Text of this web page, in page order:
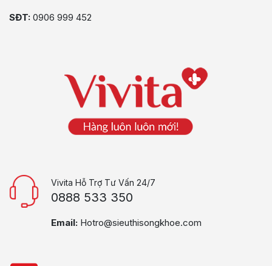
SĐT: 0906 999 452
Vivita Hỗ Trợ Tư Vấn 24/7
0888 533 350
Email: Hotro@sieuthisongkhoe.com